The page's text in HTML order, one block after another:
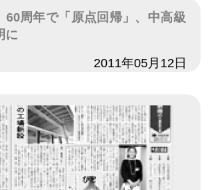
60周年で「原点回帰」、中高級
に
2011年05月12日